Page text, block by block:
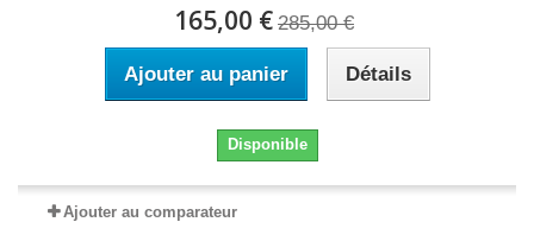
165,00 € 285,00 €
Ajouter au panier Détails
Disponible
Ajouter au comparateur